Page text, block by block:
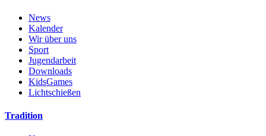
News
Kalender
Wir über uns
Sport
Jugendarbeit
Downloads
KidsGames
Lichtschießen
Tradition